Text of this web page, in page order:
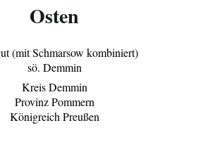
Osten
(mit Schmarsow kombiniert)
sö. Demmin
Kreis Demmin
Provinz Pommern
Königreich Preußen